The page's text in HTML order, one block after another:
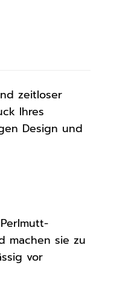
zeitloser
Ihres
Design und
machen sie zu
vor